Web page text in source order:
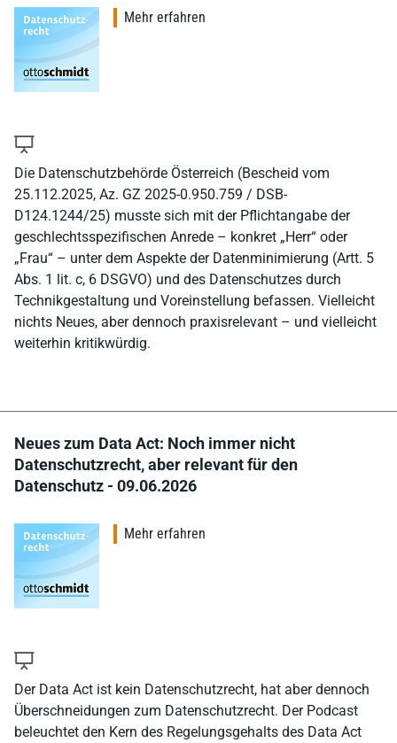
Die Datenschutzbehörde Österreich (Bescheid vom
25.112.2025, Az. GZ 2025-0.950.759 / DSB-
D124.1244/25) musste sich mit der Pflichtangabe der
geschlechtsspezifischen Anrede – konkret „Herr“ oder
„Frau“ – unter dem Aspekte der Datenminimierung (Artt. 5
Abs. 1 lit. c, 6 DSGVO) und des Datenschutzes durch
Technikgestaltung und Voreinstellung befassen. Vielleicht
nichts Neues, aber dennoch praxisrelevant – und vielleicht
weiterhin kritikwürdig.
Mehr erfahren
Neues zum Data Act: Noch immer nicht
Datenschutzrecht, aber relevant für den
Datenschutz - 09.06.2026
Der Data Act ist kein Datenschutzrecht, hat aber dennoch
Überschneidungen zum Datenschutzrecht. Der Podcast
beleuchtet den Kern des Regelungsgehalts des Data Act
Mehr erfahren